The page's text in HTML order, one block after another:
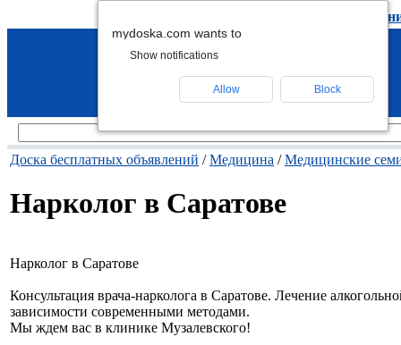
удалить
Доска бесплатных объявлений /Медицина /Медицинские
Нарколог в Саратове
Нарколог в Саратове
Консультация врача-нарколога в Саратове. Лечение
зависимости современными методами.
Мы ждем вас в клинике Музалевского!
mydoska.com wants to
Show notifications
Allow Block